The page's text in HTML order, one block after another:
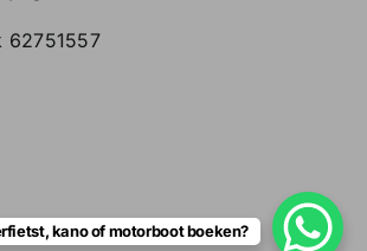
62751557
kano of motorboot boeken?